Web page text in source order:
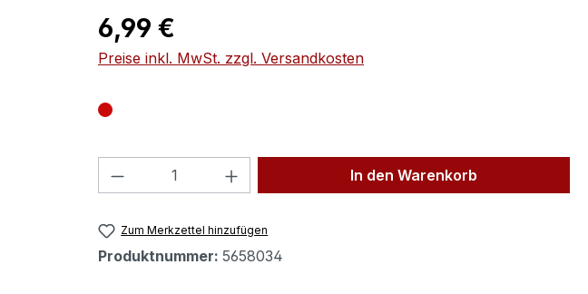
Regulärer Preis:
6,99 €
Preise inkl. MwSt. zzgl. Versandkosten
Produkt Anzahl: Gib den gewünschten Wert
In den Warenkorb
Zum Merkzettel hinzufügen
Produktnummer: 5658034